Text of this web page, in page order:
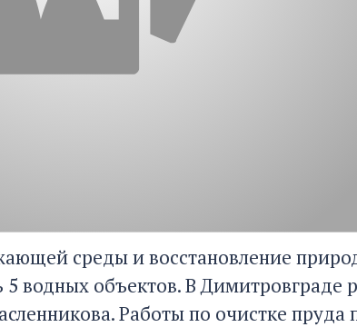
среды и восстановление
водных объектов. В Димитровграде
Работы по очистке пруда